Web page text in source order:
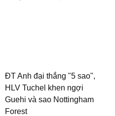
ĐT Anh đại thắng "5 sao",
HLV Tuchel khen ngợi
Guehi và sao Nottingham
Forest